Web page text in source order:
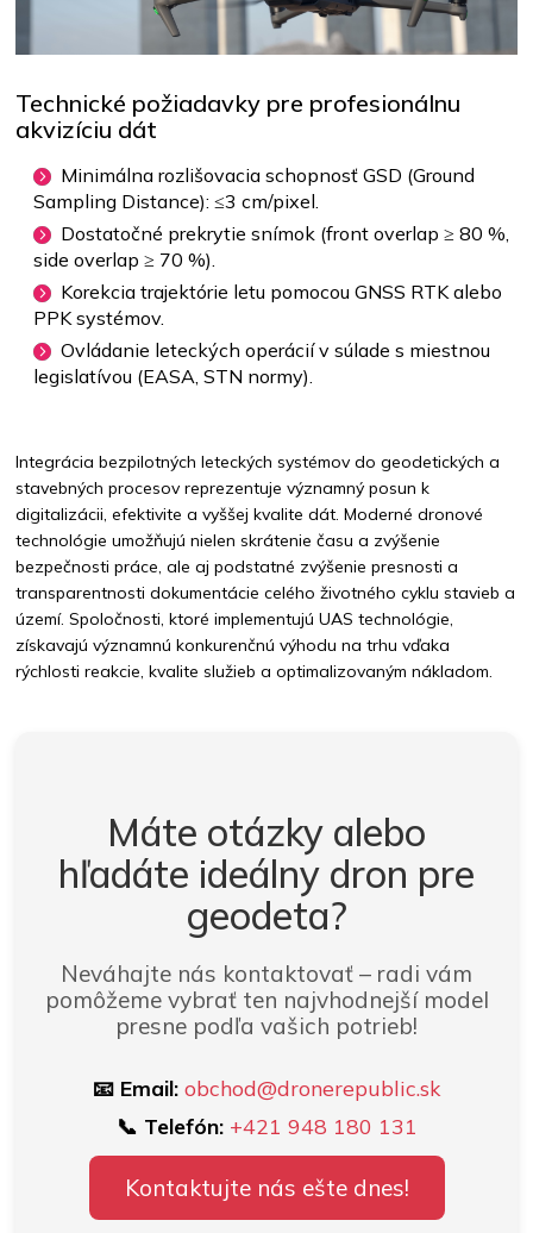
Technické požiadavky pre profesionálnu
akvizíciu dát
Minimálna rozlišovacia schopnosť GSD (Ground
Sampling Distance): ≤3 cm/pixel.
Dostatočné prekrytie snímok (front overlap ≥ 80 %,
side overlap ≥ 70 %).
Korekcia trajektórie letu pomocou GNSS RTK alebo
PPK systémov.
Ovládanie leteckých operácií v súlade s miestnou
legislatívou (EASA, STN normy).
Integrácia bezpilotných leteckých systémov do geodetických a
stavebných procesov reprezentuje významný posun k
digitalizácii, efektivite a vyššej kvalite dát. Moderné dronové
technológie umožňujú nielen skrátenie času a zvýšenie
bezpečnosti práce, ale aj podstatné zvýšenie presnosti a
transparentnosti dokumentácie celého životného cyklu stavieb a
území. Spoločnosti, ktoré implementujú UAS technológie,
získavajú významnú konkurenčnú výhodu na trhu vďaka
rýchlosti reakcie, kvalite služieb a optimalizovaným nákladom.
Máte otázky alebo
hľadáte ideálny dron pre
geodeta?
Neváhajte nás kontaktovať – radi vám
pomôžeme vybrať ten najvhodnejší model
presne podľa vašich potrieb!
📧 Email: obchod@dronerepublic.sk
📞 Telefón: +421 948 180 131
Kontaktujte nás ešte dnes!